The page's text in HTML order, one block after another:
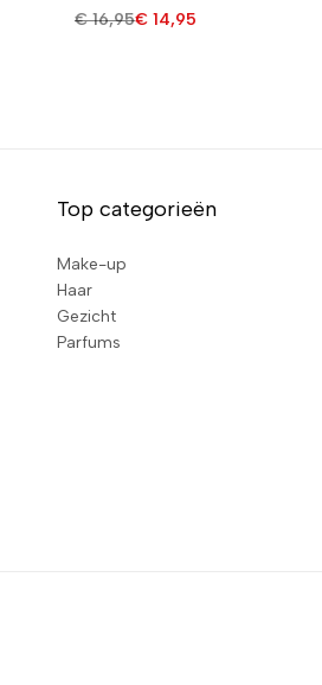
€16,95€ 14,95
Top categorieën
Make-up
Haar
Gezicht
Parfums